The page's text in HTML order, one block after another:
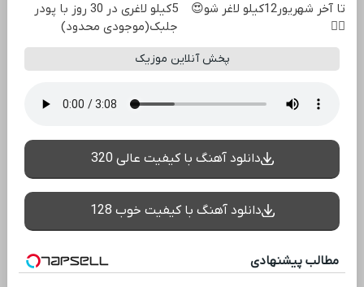
تا آخر شهریور12کیلو لاغر شو😍
👌🏻
5کیلو لاغری در 30 روز با پودر
جلبک(موجودی محدود)
پخش آنلاین موزیک
دانلود آهنگ با کیفیت عالی 320
دانلود آهنگ با کیفیت خوب 128
مطالب پیشنهادی